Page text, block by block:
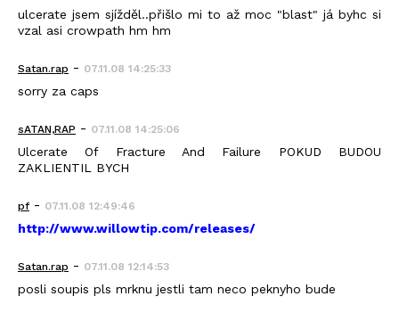
ulcerate jsem sjížděl..přišlo mi to až moc "blast" já byhc si
vzal asi crowpath hm hm
Satan.rap - 07.11.08 14:25:33
sorry za caps
sATAN,RAP - 07.11.08 14:25:06
Ulcerate Of Fracture And Failure POKUD BUDOU
ZAKLIENTIL BYCH
pf - 07.11.08 12:49:46
http://www.willowtip.com/releases/
Satan.rap - 07.11.08 12:14:53
posli soupis pls mrknu jestli tam neco peknyho bude